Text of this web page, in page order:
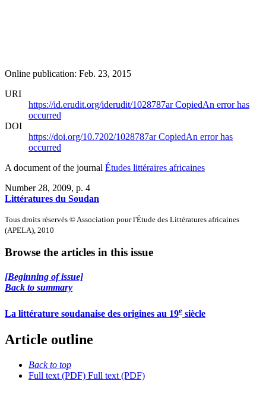
Online publication: Feb. 23, 2015
URI
https://id.erudit.org/iderudit/1028787arCopiedAn error has
occurred
DOI
https://doi.org/10.7202/1028787arCopiedAn error has
occurred
A document of the journal Études littéraires africaines
Number 28, 2009, p. 4
Littératures du Soudan
Tous droits réservés © Association pour l'Étude des Littératures africaines
(APELA), 2010
Browse the articles in this issue
[Beginning of issue]
Back to summary
La littérature soudanaise des origines au 19e siècle
Article outline
Back to top
Full text (PDF) Full text (PDF)